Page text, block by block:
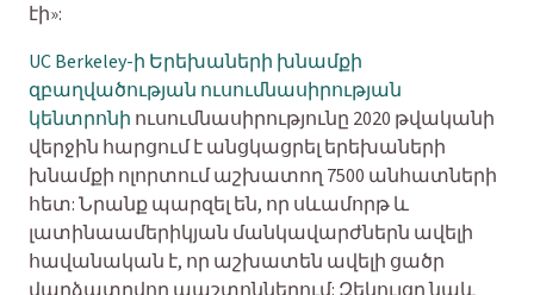
էի»:
UC Berkeley-ի Երեխաների խնամքի
զբաղվածության ուսումնասիրության
կենտրոնի ուսումնասիրությունը 2020 թվականի
վերջին հարցում է անցկացրել երեխաների
խնամքի ոլորտում աշխատող 7500 անհատների
հետ: Նրանք պարզել են, որ սևամորթ և
լատինաամերիկյան մանկավարժներն ավելի
հավանական է, որ աշխատեն ավելի ցածր